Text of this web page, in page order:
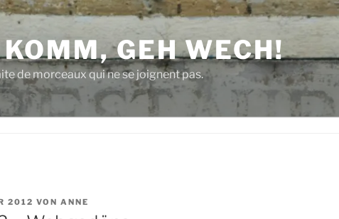
GEH WECH!
de morceaux qui ne se joignent pas.
2012 VON ANNE